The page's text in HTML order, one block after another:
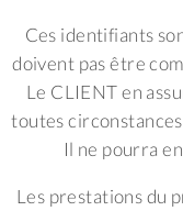
Ces identifiants
doivent pas être
Le CLIENT en
toutes
Il ne pourra
Les prestations du